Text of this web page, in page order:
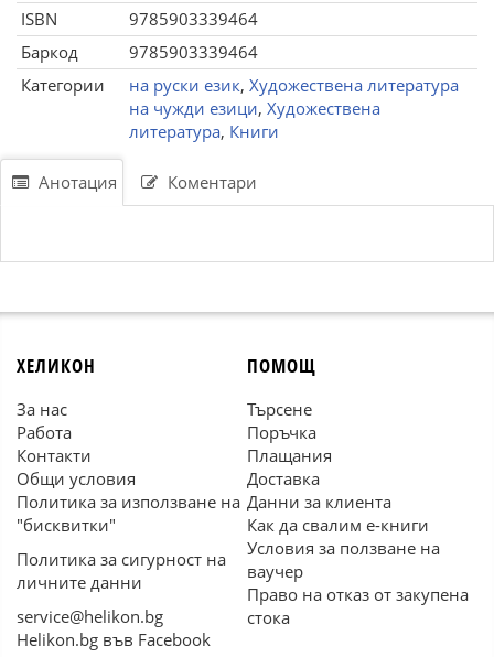
ISBN
9785903339464
Баркод
9785903339464
Категории
на руски език, Художествена литература
на чужди езици, Художествена
литература, Книги
Анотация Коментари
ХЕЛИКОН
За нас
Работа
Контакти
Общи условия
Политика за използване на
"бисквитки"
Политика за сигурност на
личните данни
service@helikon.bg
Helikon.bg във Facebook
ПОМОЩ
Търсене
Поръчка
Плащания
Доставка
Данни за клиента
Как да свалим е-книги
Условия за ползване на
ваучер
Право на отказ от закупена
стока